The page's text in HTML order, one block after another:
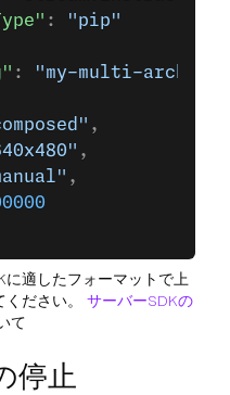
:
"pip"
:
"my-multi-archive"
,
,
,
に適したフォーマットで上
ださい。 サーバーSDKの
て
停止